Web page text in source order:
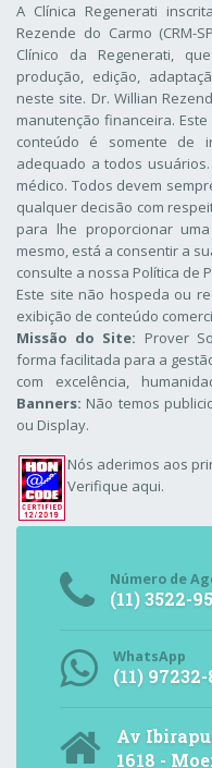
A Clínica Regenerati
Rezende do Carmo (CRM-
Clínico da Regenerati,
produção, edição,
neste site. Dr. Willian
manutenção financeira.
conteúdo é somente de
adequado a todos
médico. Todos devem
qualquer decisão com
para lhe proporcionar
mesmo, está a consentir a
consulte a nossa Política de
Este site não hospeda ou
exibição de conteúdo
Missão do Site: Prover
forma facilitada para a
com excelência,
Banners: Não temos
ou Display.
Nós aderimos aos
Verifique aqui.
Número de
(11) 3522-
WhatsApp
(11)
Av
1618 -